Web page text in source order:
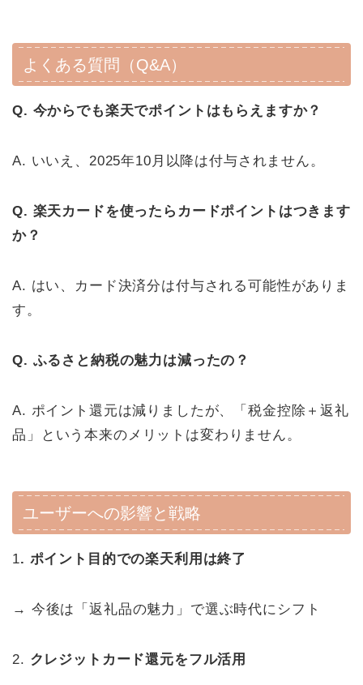
よくある質問（Q&A）
Q. 今からでも楽天でポイントはもらえますか？
A. いいえ、2025年10月以降は付与されません。
Q. 楽天カードを使ったらカードポイントはつきます
か？
A. はい、カード決済分は付与される可能性がありま
す。
Q. ふるさと納税の魅力は減ったの？
A. ポイント還元は減りましたが、「税金控除＋返礼
品」という本来のメリットは変わりません。
ユーザーへの影響と戦略
1. ポイント目的での楽天利用は終了
→ 今後は「返礼品の魅力」で選ぶ時代にシフト
2. クレジットカード還元をフル活用